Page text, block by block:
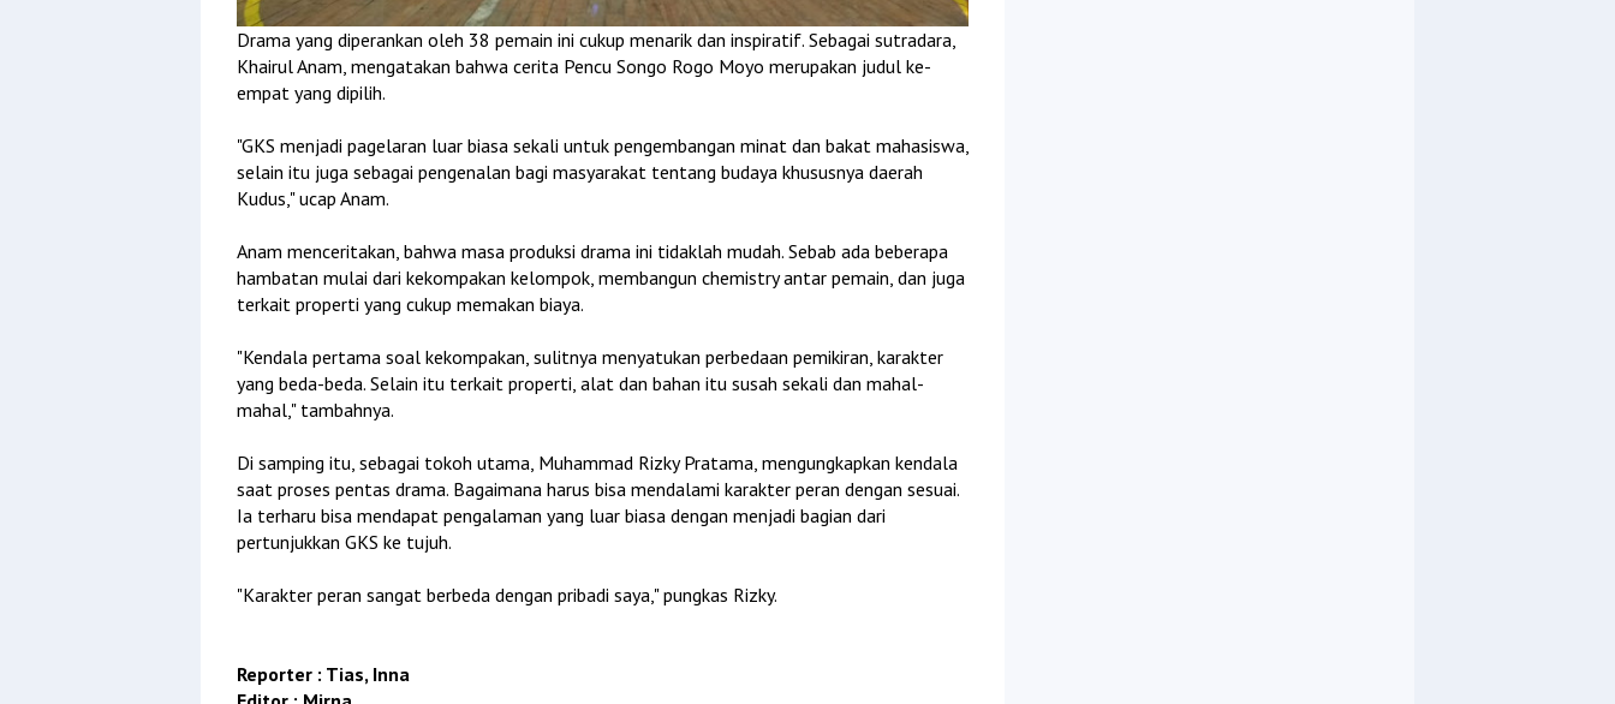
Drama yang diperankan oleh 38 pemain ini cukup menarik dan inspiratif. Sebagai sutradara,
Khairul Anam, mengatakan bahwa cerita Pencu Songo Rogo Moyo merupakan judul ke-
empat yang dipilih.
"GKS menjadi pagelaran luar biasa sekali untuk pengembangan minat dan bakat mahasiswa,
selain itu juga sebagai pengenalan bagi masyarakat tentang budaya khususnya daerah
Kudus," ucap Anam.
Anam menceritakan, bahwa masa produksi drama ini tidaklah mudah. Sebab ada beberapa
hambatan mulai dari kekompakan kelompok, membangun chemistry antar pemain, dan juga
terkait properti yang cukup memakan biaya.
"Kendala pertama soal kekompakan, sulitnya menyatukan perbedaan pemikiran, karakter
yang beda-beda. Selain itu terkait properti, alat dan bahan itu susah sekali dan mahal-
mahal," tambahnya.
Di samping itu, sebagai tokoh utama, Muhammad Rizky Pratama, mengungkapkan kendala
saat proses pentas drama. Bagaimana harus bisa mendalami karakter peran dengan sesuai.
Ia terharu bisa mendapat pengalaman yang luar biasa dengan menjadi bagian dari
pertunjukkan GKS ke tujuh.
"Karakter peran sangat berbeda dengan pribadi saya," pungkas Rizky.
Reporter : Tias, Inna